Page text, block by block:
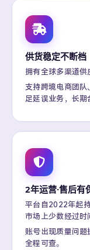
供货稳定不断档
拥有全球多渠道供
支持跨境电商团队
足延误业务，长期
2年运营·售后有
平台自2022年起
市场上少数经过时
账号出现质量问
全程可查。